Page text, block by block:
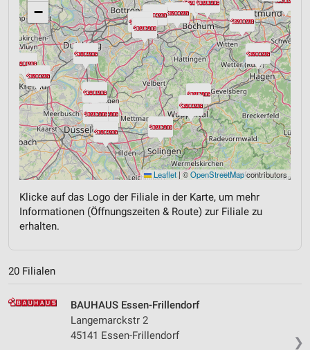
−
Leaflet | ©OpenStreetMapcontributors
Klicke auf das Logo der Filiale in der Karte, um mehr
Informationen (Öffnungszeiten & Route) zur Filiale zu
erhalten.
20 Filialen
❯
BAUHAUS Essen-Frillendorf
Langemarckstr 2
45141 Essen-Frillendorf